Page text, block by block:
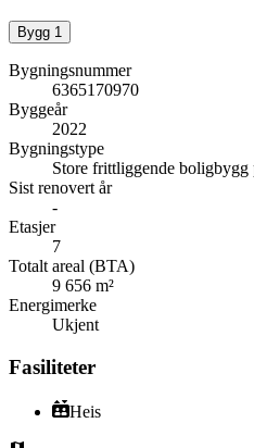
Bygg 1
Bygningsnummer
6365170970
Byggeår
2022
Bygningstype
Store frittliggende boligbygg
Sist renovert år
-
Etasjer
7
Totalt areal (BTA)
9 656 m²
Energimerke
Ukjent
Fasiliteter
Heis